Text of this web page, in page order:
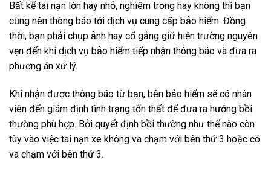
Bất kể tai nạn lớn hay nhỏ, nghiêm trọng hay không thì bạn
cũng nên thông báo tới dịch vụ cung cấp bảo hiểm. Đồng
thời, bạn phải chụp ảnh hay cố gắng giữ hiện trường nguyên
vẹn đến khi dịch vụ bảo hiểm tiếp nhận thông báo và đưa ra
phương án xử lý.
Khi nhận được thông báo từ bạn, bên bảo hiểm sẽ có nhân
viên đến giám định tình trạng tổn thất để đưa ra hướng bồi
thường phù hợp. Bởi quyết định bồi thường như thế nào còn
tùy vào việc tai nạn xe không va chạm với bên thứ 3 hoặc có
va chạm với bên thứ 3.